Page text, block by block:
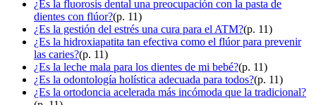
¿Es la fluorosis dental una preocupación con la pasta de
dientes con flúor?(p. 11)
¿Es la gestión del estrés una cura para el ATM?(p. 11)
¿Es la hidroxiapatita tan efectiva como el flúor para prevenir
las caries?(p. 11)
¿Es la leche mala para los dientes de mi bebé?(p. 11)
¿Es la odontología holística adecuada para todos?(p. 11)
¿Es la ortodoncia acelerada más incómoda que la tradicional?